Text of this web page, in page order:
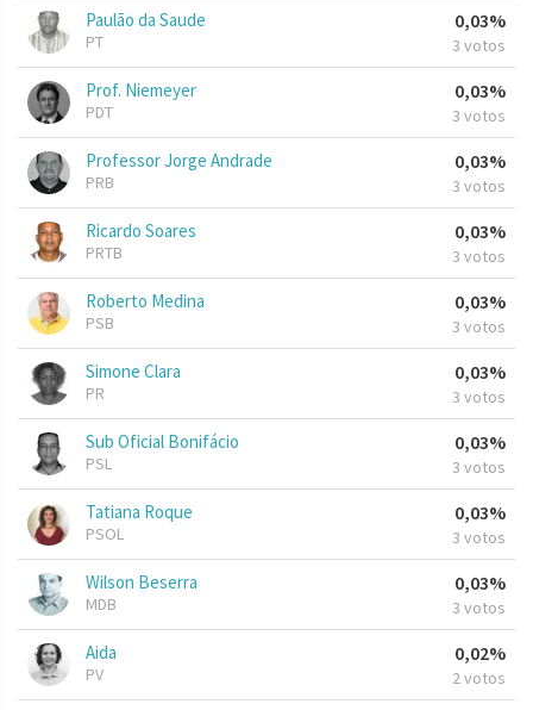
Paulão da Saude
PT
0,03%
3 votos
Prof. Niemeyer
PDT
0,03%
3 votos
Professor Jorge Andrade
PRB
0,03%
3 votos
Ricardo Soares
PRTB
0,03%
3 votos
Roberto Medina
PSB
0,03%
3 votos
Simone Clara
PR
0,03%
3 votos
Sub Oficial Bonifácio
PSL
0,03%
3 votos
Tatiana Roque
PSOL
0,03%
3 votos
Wilson Beserra
MDB
0,03%
3 votos
Aida
PV
0,02%
2 votos